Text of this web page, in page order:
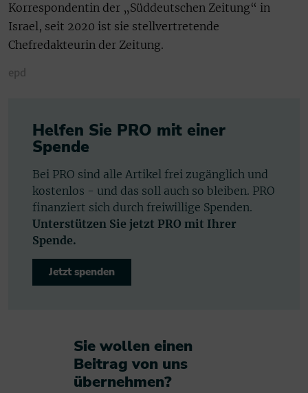
Korrespondentin der „Süddeutschen Zeitung“ in
Israel, seit 2020 ist sie stellvertretende
Chefredakteurin der Zeitung.
epd
Helfen Sie PRO mit einer
Spende
Bei PRO sind alle Artikel frei zugänglich und
kostenlos - und das soll auch so bleiben. PRO
finanziert sich durch freiwillige Spenden.
Unterstützen Sie jetzt PRO mit Ihrer
Spende.
Jetzt spenden
Sie wollen einen
Beitrag von uns
übernehmen?​